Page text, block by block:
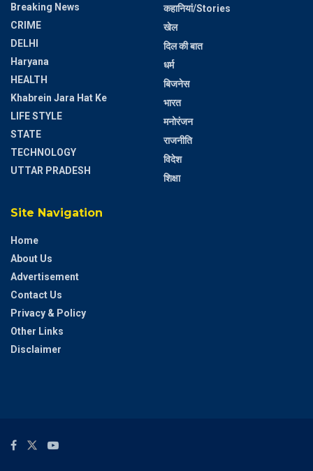
Breaking News
CRIME
DELHI
Haryana
HEALTH
Khabrein Jara Hat Ke
LIFE STYLE
STATE
TECHNOLOGY
UTTAR PRADESH
कहानियां/Stories
खेल
दिल की बात
धर्म
बिजनेस
भारत
मनोरंजन
राजनीति
विदेश
शिक्षा
Site Navigation
Home
About Us
Advertisement
Contact Us
Privacy & Policy
Other Links
Disclaimer